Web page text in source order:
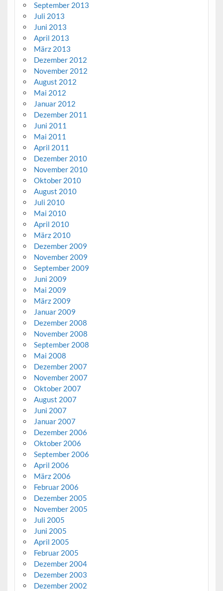
September 2013
Juli 2013
Juni 2013
April 2013
März 2013
Dezember 2012
November 2012
August 2012
Mai 2012
Januar 2012
Dezember 2011
Juni 2011
Mai 2011
April 2011
Dezember 2010
November 2010
Oktober 2010
August 2010
Juli 2010
Mai 2010
April 2010
März 2010
Dezember 2009
November 2009
September 2009
Juni 2009
Mai 2009
März 2009
Januar 2009
Dezember 2008
November 2008
September 2008
Mai 2008
Dezember 2007
November 2007
Oktober 2007
August 2007
Juni 2007
Januar 2007
Dezember 2006
Oktober 2006
September 2006
April 2006
März 2006
Februar 2006
Dezember 2005
November 2005
Juli 2005
Juni 2005
April 2005
Februar 2005
Dezember 2004
Dezember 2003
Dezember 2002